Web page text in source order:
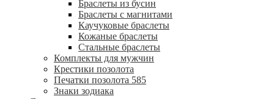
Браслеты из бусин
Браслеты с магнитами
Каучуковые браслеты
Кожаные браслеты
Стальные браслеты
Комплекты для мужчин
Крестики позолота
Печатки позолота 585
Знаки зодиака